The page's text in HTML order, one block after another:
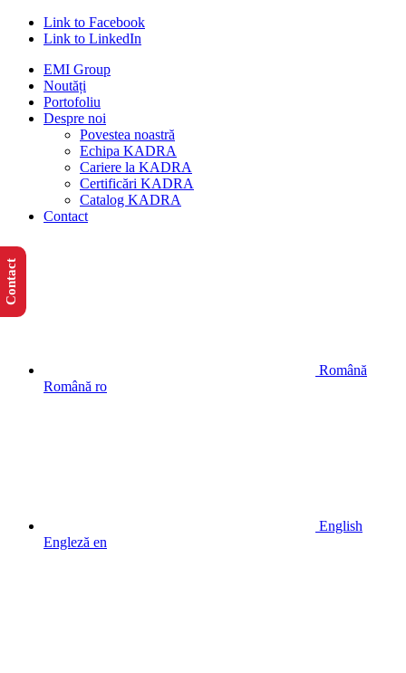
Link to Facebook
Link to LinkedIn
EMI Group
Noutăți
Portofoliu
Despre noi
Povestea noastră
Echipa KADRA
Cariere la KADRA
Certificări KADRA
Catalog KADRA
Contact
Română
Română ro
English
Engleză en
Contact